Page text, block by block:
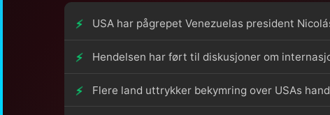
USA har pågrepet Venezuelas president
Hendelsen har ført til diskusjoner om
Flere land uttrykker bekymring over USAs